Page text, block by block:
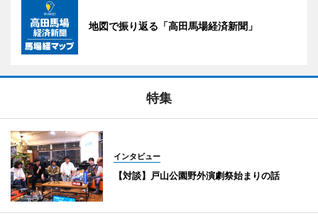
地図で振り返る「高田馬場経済新聞」
特集
インタビュー
【対談】戸山公園野外演劇祭始まりの話